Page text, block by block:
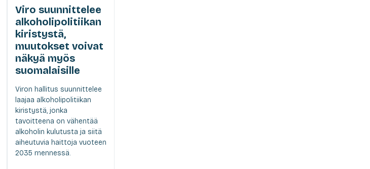
Viro suunnittelee
alkoholipolitiikan
kiristystä,
muutokset voivat
näkyä myös
suomalaisille
Viron hallitus suunnittelee
laajaa alkoholipolitiikan
kiristystä, jonka
tavoitteena on vähentää
alkoholin kulutusta ja siitä
aiheutuvia haittoja vuoteen
2035 mennessä.